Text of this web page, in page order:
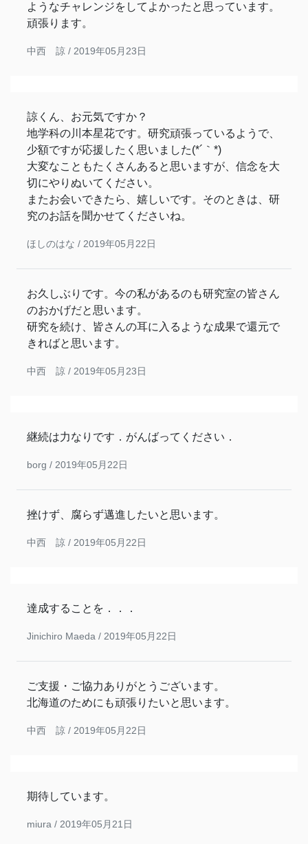
ようなチャレンジをしてよかったと思っています。
頑張ります。
中西 諒 / 2019年05月23日
諒くん、お元気ですか？
地学科の川本星花です。研究頑張っているようで、
少額ですが応援したく思いました(*´｀*)
大変なこともたくさんあると思いますが、信念を大
切にやりぬいてください。
またお会いできたら、嬉しいです。そのときは、研
究のお話を聞かせてくださいね。
ほしのはな / 2019年05月22日
お久しぶりです。今の私があるのも研究室の皆さん
のおかげだと思います。
研究を続け、皆さんの耳に入るような成果で還元で
きればと思います。
中西 諒 / 2019年05月23日
継続は力なりです．がんばってください．
borg / 2019年05月22日
挫けず、腐らず邁進したいと思います。
中西 諒 / 2019年05月22日
達成することを．．．
Jinichiro Maeda / 2019年05月22日
ご支援・ご協力ありがとうございます。
北海道のためにも頑張りたいと思います。
中西 諒 / 2019年05月22日
期待しています。
miura / 2019年05月21日